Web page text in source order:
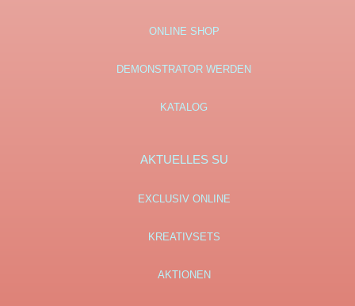
ONLINE SHOP
DEMONSTRATOR WERDEN
KATALOG
AKTUELLES SU
EXCLUSIV ONLINE
KREATIVSETS
AKTIONEN